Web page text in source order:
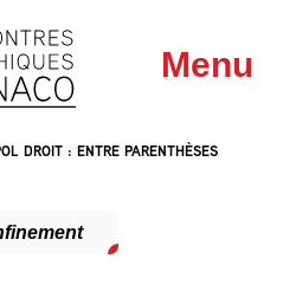
Menu
DROIT : ENTRE PARENTHÈSES